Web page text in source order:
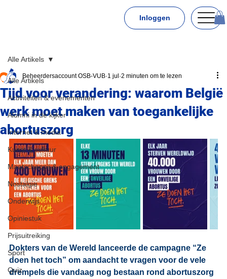
Inloggen
Alle Artikels
Activiteiten & evenementen
Alumni in de kijker
Internet & media
Kunst & cultuur
Maatschappij & engagement
Nostalgie
Onderwijs
Opiniestuk
Prijsuitreiking
Sport
Quiz
Alle Artikels
Tijd voor verandering: waarom België
werk moet maken van toegankelijke
abortuszorg
Beheerdersaccount OSB-VUB 1 jul 2 minuten om te lezen
Dokters van de Wereld lanceerde de campagne “Ze
doen het toch” om aandacht te vragen voor de vele
drempels die vandaag nog bestaan rond abortuszorg